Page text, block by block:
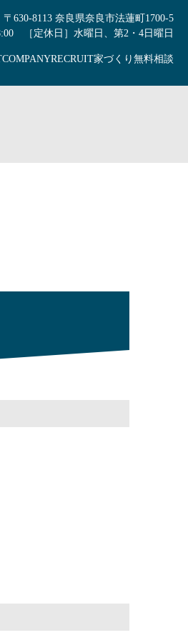
COMPANYRECRUIT家づくり無料相談
〒630-8113 奈良県奈良市法蓮町1700-5
［定休日］水曜日、第2・4日曜日